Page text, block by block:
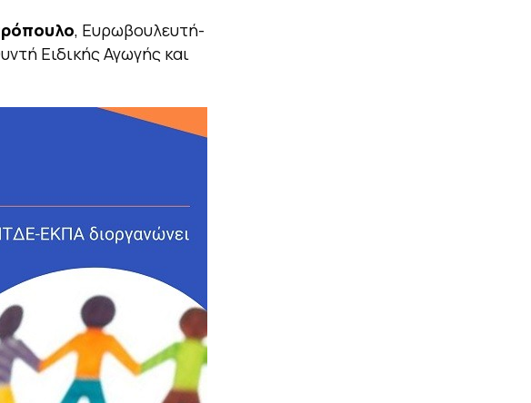
, Ευρωβουλευτή-
Ειδικής Αγωγής και